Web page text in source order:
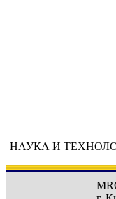
НАУКА И